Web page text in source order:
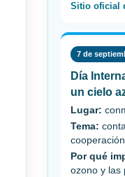
Sitio oficial
7 de
Día
un cielo
Lugar:
Tema:
Por qué
ozono y las